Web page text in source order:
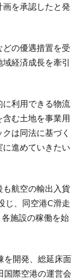
を承認したと発
の優遇措置を受
経済成長を牽引
利用できる物流
む土地を事業用
は同法に基づく
に進めていきたい
も航空の輸出入貨
じ、同空港C滑走
施設の稼働を始
を開発、総延床面
国際空港の運営会